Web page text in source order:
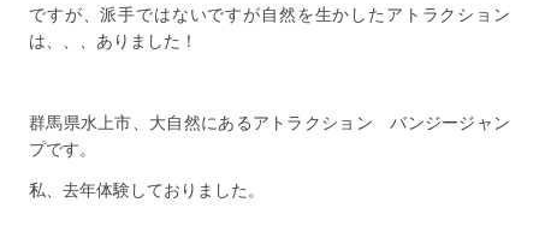
ですが、派手ではないですが自然を生かしたアトラクション
は、、、ありました！
群馬県水上市、大自然にあるアトラクション バンジージャン
プです。
私、去年体験しておりました。